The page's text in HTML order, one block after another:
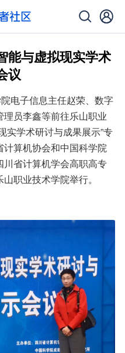
能与虚拟现实学术
议
电子信息主任赵荣、数字
员李鑫等前往乐山职业
实学术研讨与成果展示”专
算机协会和中国科学院
省计算机学会高职高专
职业技术学院举行。